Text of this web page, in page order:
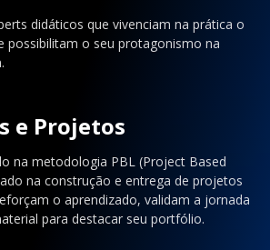
didáticos que vivenciam na prática o
possibilitam o seu protagonismo na
e Projetos
na metodologia PBL (Project Based
na construção e entrega de projetos
o aprendizado, validam a jornada
para destacar seu portfólio.